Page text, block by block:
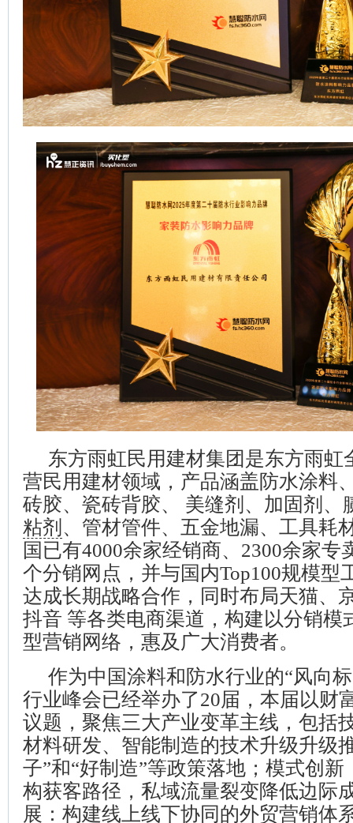
东方雨虹民用建材集团是东方雨虹
营民用建材领域，产品涵盖防水涂料
砖胶、瓷砖背胶、 美缝剂、加固剂、
粘剂 、管材管件、五金地漏、工具耗
国已有4000余家经销商、2300余家专
个分销网点，并与国内Top100规模型
达成长期战略合作，同时布局天猫、
抖音 等各类电商渠道，构建以分销模
型营销网络，惠及广大消费者。
作为中国涂料和防水行业的“风向
行业峰会已经举办了20届，本届以财
议题，聚焦三大产业变革主线，包括
材料研发、智能制造的技术升级升级
子”和“好制造”等政策落地；模式创
构获客路径，私域流量裂变降低边际
展：构建线上线下协同的外贸营销体